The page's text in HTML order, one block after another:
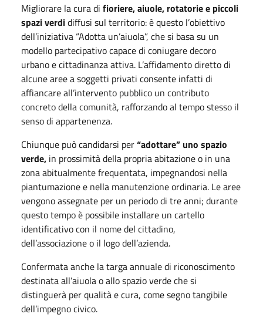
Migliorare la cura di fioriere, aiuole, rotatorie e piccoli
spazi verdidiffusi sul territorio: è questo l’obiettivo
dell’iniziativa “Adotta un’aiuola”, che si basa su un
modello partecipativo capace di coniugare decoro
urbano e cittadinanza attiva. L’affidamento diretto di
alcune aree a soggetti privati consente infatti di
affiancare all’intervento pubblico un contributo
concreto della comunità, rafforzando al tempo stesso il
senso di appartenenza.
Chiunque può candidarsi per“adottare” uno spazio
verde, in prossimità della propria abitazione o in una
zona abitualmente frequentata, impegnandosi nella
piantumazione e nella manutenzione ordinaria. Le aree
vengono assegnate per un periodo di tre anni; durante
questo tempo è possibile installare un cartello
identificativo con il nome del cittadino,
dell’associazione o il logo dell’azienda.
Confermata anche la targa annuale di riconoscimento
destinata all’aiuola o allo spazio verde che si
distinguerà per qualità e cura, come segno tangibile
dell’impegno civico.